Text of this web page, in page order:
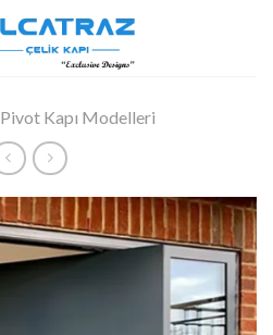
Pivot Kapı Modelleri